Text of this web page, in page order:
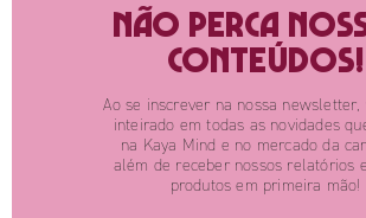
Não perca
conteúdos!
Ao se inscrever na nossa newsletter,
inteirado em todas as novidades
na Kaya Mind e no mercado da
além de receber nossos relatórios
produtos em primeira mão!